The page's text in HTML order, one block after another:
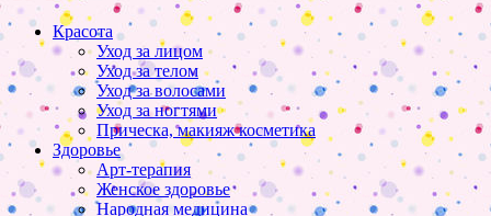
Красота
Уход за лицом
Уход за телом
Уход за волосами
Уход за ногтями
Прическа, макияж косметика
Здоровье
Арт-терапия
Женское здоровье
Народная медицина